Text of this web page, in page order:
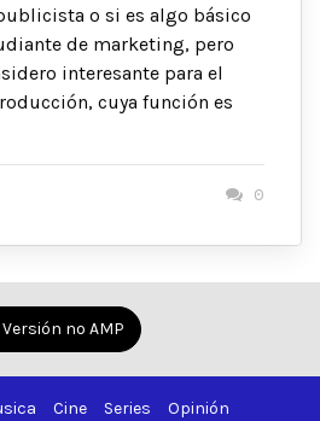
o si es algo básico
de marketing, pero
interesante para el
cuya función es
0
Versión no AMP
Cine Series Opinión